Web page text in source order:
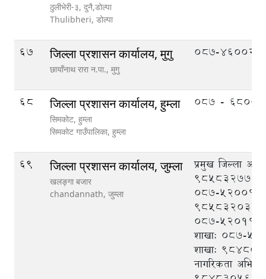
ठुलीभेरी-३, दुनै,डोल्पा
Thulibheri, डोल्पा
67 जिल्ला प्रशासन कार्यालय, मुगु
छायाँनाथ रारा न.पा., मुगु
087-460020
68 जिल्ला प्रशासन कार्यालय, हुम्ला
सिमकाेट, हुम्ला
सिमकाेट गाउँपालिका, हुम्ला
०८७ -
69 जिल्ला प्रशासन कार्यालय, जुम्ला
खलङ्गा बजार
chandannath, जुम्ला
प्रमुख जिल्ला
०८७-५२००१२,
०८७-५२०११२,
शाखाः ०८७-
शाखाः
नागरिकता